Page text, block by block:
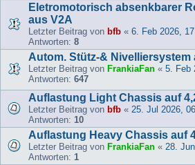
Eletromotorisch absenkbarer
aus V2A
Letzter Beitrag von bfb « 6. Feb 2026,
Antworten: 8
Autom. Stütz-& Nivelliersystem
Letzter Beitrag von FrankiaFan « 5. Feb
Antworten: 647
Auflastung Light Chassis auf
Letzter Beitrag von bfb « 25. Jul 2026,
Antworten: 10
Auflastung Heavy Chassis auf
Letzter Beitrag von FrankiaFan « 28.
Antworten: 1